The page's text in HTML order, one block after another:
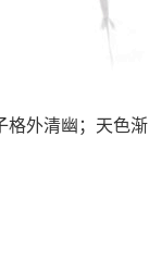
格外清幽；天色渐